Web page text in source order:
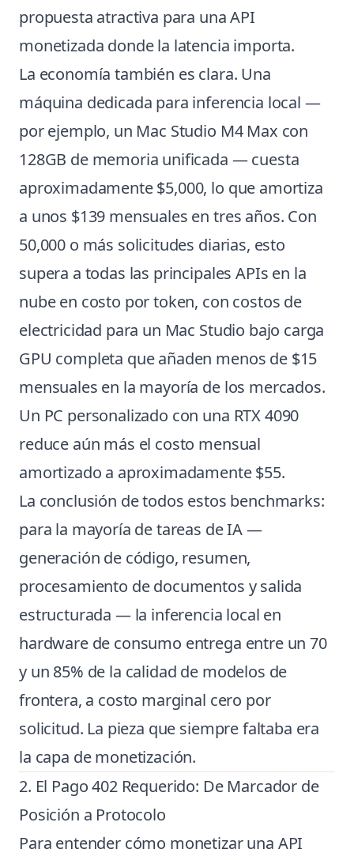
propuesta atractiva para una API
monetizada donde la latencia importa.
La economía también es clara. Una
máquina dedicada para inferencia local —
por ejemplo, un Mac Studio M4 Max con
128GB de memoria unificada — cuesta
aproximadamente $5,000, lo que amortiza
a unos $139 mensuales en tres años. Con
50,000 o más solicitudes diarias, esto
supera a todas las principales APIs en la
nube en costo por token, con costos de
electricidad para un Mac Studio bajo carga
GPU completa que añaden menos de $15
mensuales en la mayoría de los mercados.
Un PC personalizado con una RTX 4090
reduce aún más el costo mensual
amortizado a aproximadamente $55.
La conclusión de todos estos benchmarks:
para la mayoría de tareas de IA —
generación de código, resumen,
procesamiento de documentos y salida
estructurada — la inferencia local en
hardware de consumo entrega entre un 70
y un 85% de la calidad de modelos de
frontera, a costo marginal cero por
solicitud. La pieza que siempre faltaba era
la capa de monetización.
2. El Pago 402 Requerido: De Marcador de
Posición a Protocolo
Para entender cómo monetizar una API